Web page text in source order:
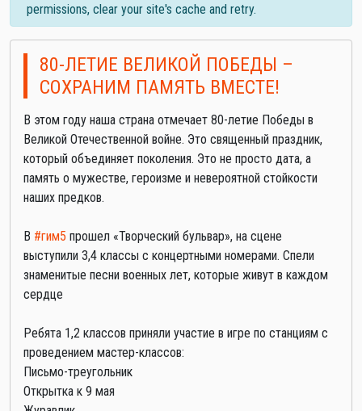
permissions, clear your site's cache and retry.
80-ЛЕТИЕ ВЕЛИКОЙ ПОБЕДЫ –
СОХРАНИМ ПАМЯТЬ ВМЕСТЕ!
В этом году наша страна отмечает 80-летие Победы в
Великой Отечественной войне. Это священный праздник,
который объединяет поколения. Это не просто дата, а
память о мужестве, героизме и невероятной стойкости
наших предков.
В #гим5 прошел «Творческий бульвар», на сцене
выступили 3,4 классы с концертными номерами. Спели
знаменитые песни военных лет, которые живут в каждом
сердце
Ребята 1,2 классов приняли участие в игре по станциям с
проведением мастер-классов:
Письмо-треугольник
Открытка к 9 мая